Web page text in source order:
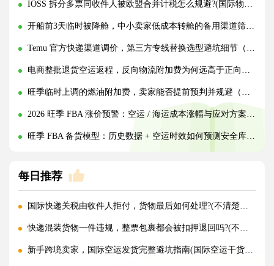
IOSS 拆分多票同收件人被欧盟合并计税怎么规避?(国际物流干货知识分享)
开船前3天临时被降舱，中小卖家低成本转舱的备用渠道筛选标准（跨境电商卖家请注意）
Temu 官方快递渠道调价，第三方专线替换选型避坑细节（跨境物流干货知识分享）
电商整批退货空运返程，反向物流附加费为何远高于正向出货（跨境电商卖家请注意）
旺季临时上调的燃油附加费，卖家能否提前预判并规避（跨境电商干货知识分享）
2026 旺季 FBA 涨价预警：空运 / 海运成本涨幅与应对方案（跨境电商卖家请注意）
旺季 FBA 备货模型：历史数据 + 空运时效如何预测安全库存（跨境物流干货在分享）
每日推荐
国际快递关税由收件人拒付，货物最后如何处理?(不清楚的外贸人看过来)
快递混装货物一件违规，整票包裹都会被扣押退回吗?(不清楚的外贸人看过来)
新手跨境卖家，国际空运发货完整避坑指南(国际空运干货知识分享)